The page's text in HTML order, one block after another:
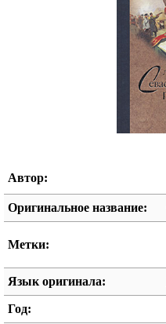
Автор:
Оригинальное название:
Метки:
Язык оригинала:
Год: